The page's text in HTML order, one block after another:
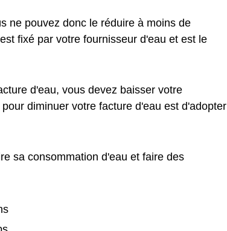
ne pouvez donc le réduire à moins de
fixé par votre fournisseur d'eau et est le
d'eau, vous devez baisser votre
diminuer votre facture d'eau est d'adopter
sa consommation d'eau et faire des